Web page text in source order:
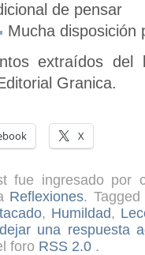
de pensar
Mucha disposición
extraídos del
Granica.
X
fue ingresado por
Reflexiones.
, Humildad,
dejar una respuesta
foro RSS 2.0.